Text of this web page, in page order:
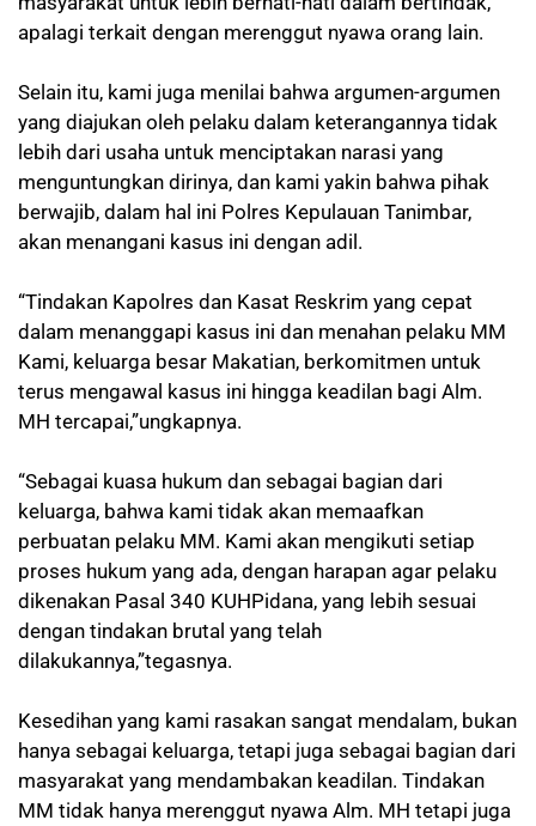
apalagi terkait dengan merenggut nyawa orang lain.
Selain itu, kami juga menilai bahwa argumen-argumen
yang diajukan oleh pelaku dalam keterangannya tidak
lebih dari usaha untuk menciptakan narasi yang
menguntungkan dirinya, dan kami yakin bahwa pihak
berwajib, dalam hal ini Polres Kepulauan Tanimbar,
akan menangani kasus ini dengan adil.
“Tindakan Kapolres dan Kasat Reskrim yang cepat
dalam menanggapi kasus ini dan menahan pelaku MM
Kami, keluarga besar Makatian, berkomitmen untuk
terus mengawal kasus ini hingga keadilan bagi Alm.
MH tercapai,”ungkapnya.
“Sebagai kuasa hukum dan sebagai bagian dari
keluarga, bahwa kami tidak akan memaafkan
perbuatan pelaku MM. Kami akan mengikuti setiap
proses hukum yang ada, dengan harapan agar pelaku
dikenakan Pasal 340 KUHPidana, yang lebih sesuai
dengan tindakan brutal yang telah
dilakukannya,”tegasnya.
Kesedihan yang kami rasakan sangat mendalam, bukan
hanya sebagai keluarga, tetapi juga sebagai bagian dari
masyarakat yang mendambakan keadilan. Tindakan
MM tidak hanya merenggut nyawa Alm. MH tetapi juga